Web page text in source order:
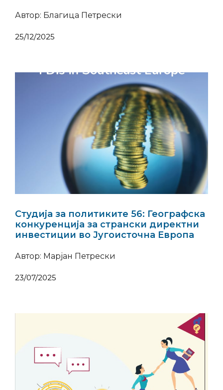
Автор: Благица Петрески
25/12/2025
Студија за политиките 56: Географска
конкуренција за странски директни
инвестиции во Југоисточна Европа
Автор: Марјан Петрески
23/07/2025